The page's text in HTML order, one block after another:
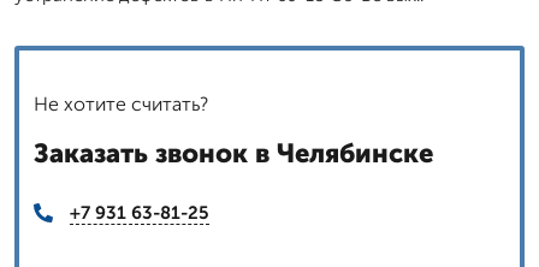
Не хотите считать?
Заказать звонок в Челябинске
+7 931 63-81-25